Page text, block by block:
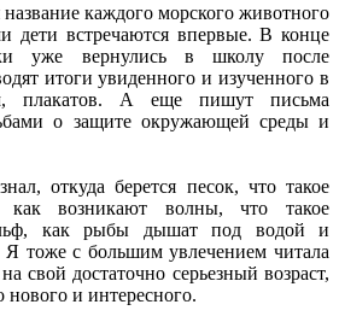
название каждого морского животного
дети встречаются впервые. В конце
уже вернулись в школу после
итоги увиденного и изученного в
плакатов. А еще пишут письма
о защите окружающей среды и
откуда берется песок, что такое
возникают волны, что такое
как рыбы дышат под водой и
Я тоже с большим увлечением читала
свой достаточно серьезный возраст,
нового и интересного.